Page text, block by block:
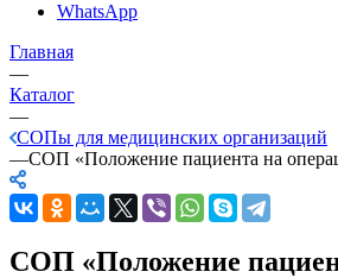
WhatsApp
Главная
—
Каталог
—
СОПы для медицинских организаций
—СОП «Положение пациента на
СОП «Положение